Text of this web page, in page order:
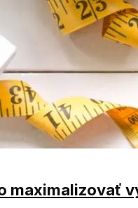
maximalizovať